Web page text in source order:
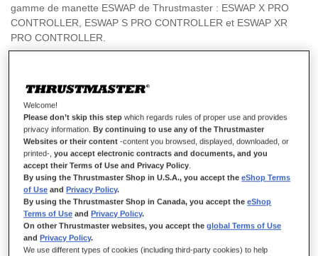
gamme de manette ESWAP de Thrustmaster : ESWAP X PRO
CONTROLLER, ESWAP S PRO CONTROLLER et ESWAP XR
PRO CONTROLLER.
11).
19,99 €
AJOUTER AU PANIER
Welcome!
Please don’t skip this step which regards rules of proper use and provides
privacy information.By continuing to use any of the Thrustmaster
Websites or their content -content you browsed, displayed, downloaded, or
printed-,you accept electronic contracts and documents, and you
accept their Terms of Use and Privacy Policy
By using the Thrustmaster Shop in U.S.A., you accept theeShop Terms
of Use andPrivacy Policy.
By using the Thrustmaster Shop in Canada, you accept theeShop
Terms of Use andPrivacy Policy.
On other Thrustmaster websites, you accept theglobal Terms of Use
andPrivacy Policy.
We use different types of cookies (including third-party cookies) to help